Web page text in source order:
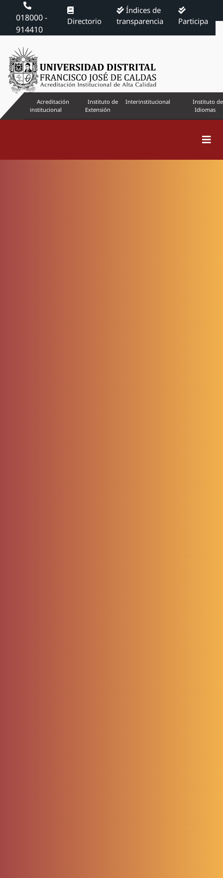
018000 -
914410
Directorio
Índices de
transparencia
Participa
Acreditación
institucional
Instituto de
Extensión
Interinstitucional
Instituto de
Idiomas